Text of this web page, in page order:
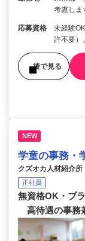
考慮しま
応募資格
未経験
許不要）
後で見る
NEW
学童の事務・
クズオカ人材紹介所
正社員
無資格OK・ブ
高待遇の事務